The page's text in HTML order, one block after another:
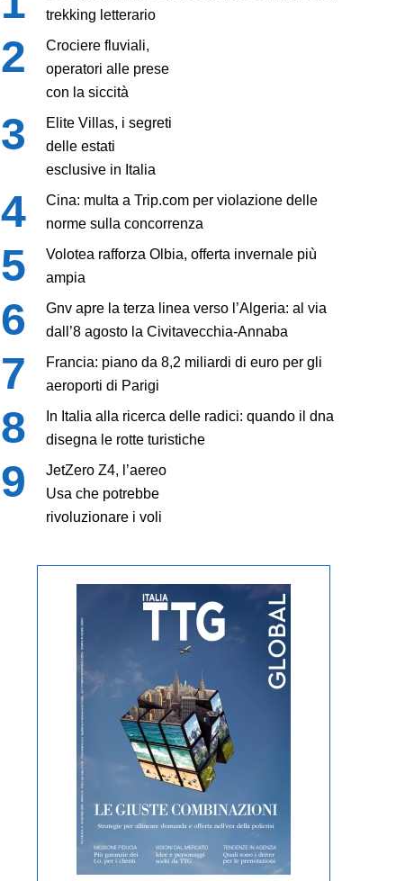
trekking letterario
Crociere fluviali,
operatori alle prese
con la siccità
Elite Villas, i segreti
delle estati
esclusive in Italia
Cina: multa a Trip.com per violazione delle
norme sulla concorrenza
Volotea rafforza Olbia, offerta invernale più
ampia
Gnv apre la terza linea verso l’Algeria: al via
dall’8 agosto la Civitavecchia-Annaba
Francia: piano da 8,2 miliardi di euro per gli
aeroporti di Parigi
In Italia alla ricerca delle radici: quando il dna
disegna le rotte turistiche
JetZero Z4, l’aereo
Usa che potrebbe
rivoluzionare i voli